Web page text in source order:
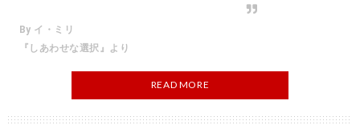
By イ・ミリ
『しあわせな選択』より
READ MORE